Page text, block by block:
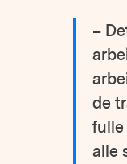
–
de
fulle
alle